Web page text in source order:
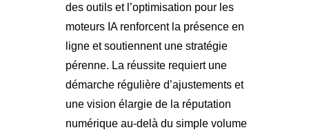
des outils et l’optimisation pour les
moteurs IA renforcent la présence en
ligne et soutiennent une stratégie
pérenne. La réussite requiert une
démarche régulière d’ajustements et
une vision élargie de la réputation
numérique au-delà du simple volume